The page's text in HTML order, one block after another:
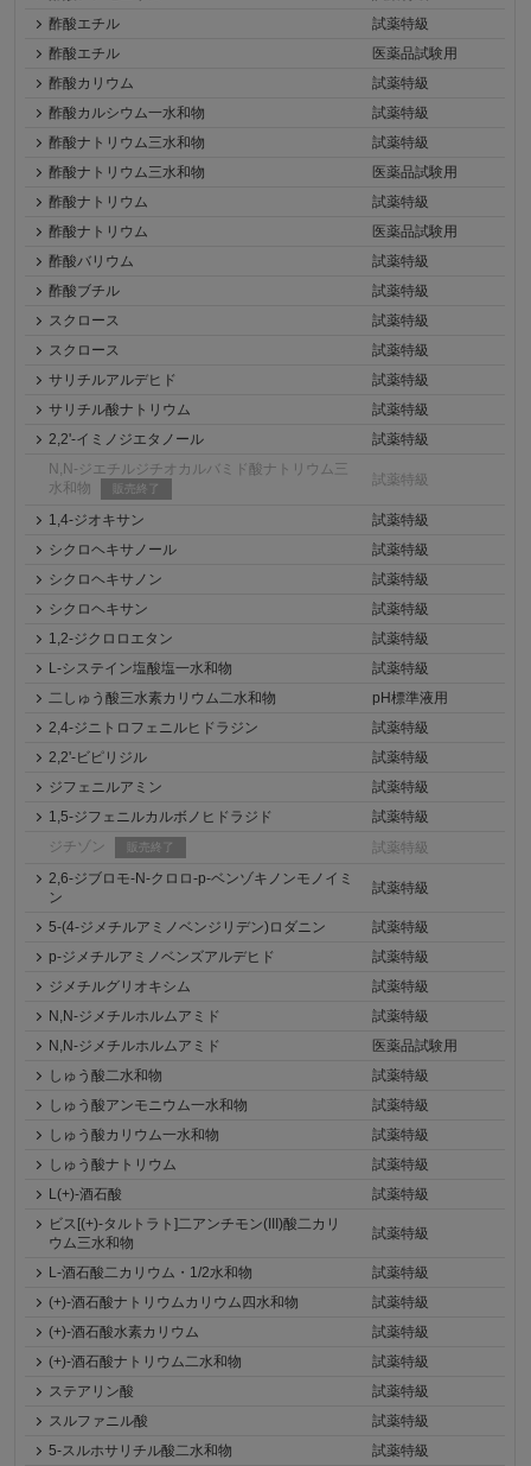
酢酸エチル
試薬特級
酢酸エチル
医薬品試験用
酢酸カリウム
試薬特級
酢酸カルシウム一水和物
試薬特級
酢酸ナトリウム三水和物
試薬特級
酢酸ナトリウム三水和物
医薬品試験用
酢酸ナトリウム
試薬特級
酢酸ナトリウム
医薬品試験用
酢酸バリウム
試薬特級
酢酸ブチル
試薬特級
スクロース
試薬特級
スクロース
試薬特級
サリチルアルデヒド
試薬特級
サリチル酸ナトリウム
試薬特級
2,2'-イミノジエタノール
試薬特級
N,N-ジエチルジチオカルバミド酸ナトリウム三
水和物
販売終了
試薬特級
1,4-ジオキサン
試薬特級
シクロヘキサノール
試薬特級
シクロヘキサノン
試薬特級
シクロヘキサン
試薬特級
1,2-ジクロロエタン
試薬特級
L-システイン塩酸塩一水和物
試薬特級
二しゅう酸三水素カリウム二水和物
pH標準液用
2,4-ジニトロフェニルヒドラジン
試薬特級
2,2'-ビピリジル
試薬特級
ジフェニルアミン
試薬特級
1,5-ジフェニルカルボノヒドラジド
試薬特級
ジチゾン
販売終了
試薬特級
2,6-ジブロモ-N-クロロ-p-ベンゾキノンモノイミ
ン
試薬特級
5-(4-ジメチルアミノベンジリデン)ロダニン
試薬特級
p-ジメチルアミノベンズアルデヒド
試薬特級
ジメチルグリオキシム
試薬特級
N,N-ジメチルホルムアミド
試薬特級
N,N-ジメチルホルムアミド
医薬品試験用
しゅう酸二水和物
試薬特級
しゅう酸アンモニウム一水和物
試薬特級
しゅう酸カリウム一水和物
試薬特級
しゅう酸ナトリウム
試薬特級
L(+)-酒石酸
試薬特級
ビス[(+)-タルトラト]二アンチモン(III)酸二カリ
ウム三水和物
試薬特級
L-酒石酸二カリウム・1/2水和物
試薬特級
(+)-酒石酸ナトリウムカリウム四水和物
試薬特級
(+)-酒石酸水素カリウム
試薬特級
(+)-酒石酸ナトリウム二水和物
試薬特級
ステアリン酸
試薬特級
スルファニル酸
試薬特級
5-スルホサリチル酸二水和物
試薬特級